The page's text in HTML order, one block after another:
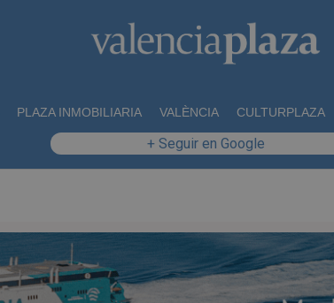
PLAZA INMOBILIARIA VALÈNCIA CULTURPLAZA
+ Seguir en Google